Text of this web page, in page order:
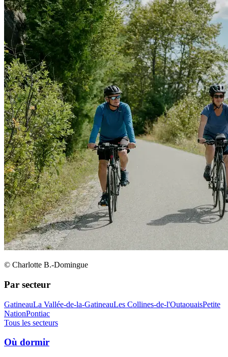
© Charlotte B.-Domingue
Par secteur
GatineauLa Vallée-de-la-GatineauLes Collines-de-l'OutaouaisPetite
NationPontiac
Tous les secteurs
Où dormir